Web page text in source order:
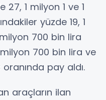
27, 1 milyon 1 ve 1
yüzde 19, 1
700 bin lira
milyon 700 bin lira ve
pay aldı.
araçların ilan